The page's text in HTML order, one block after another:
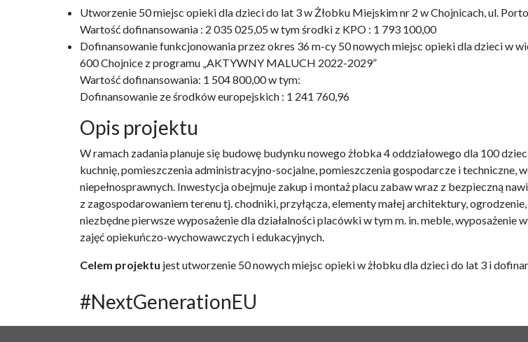
Utworzenie 50 miejsc opieki dla dzieci do lat 3 w Żłobku Miejskim nr 2 w Chojnicach, ul.
Wartość dofinansowania : 2 035 025,05 w tym środki z KPO : 1 793 100,00
Dofinansowanie funkcjonowania przez okres 36 m-cy 50 nowych miejsc opieki dla dzieci w
600 Chojnice z programu „AKTYWNY MALUCH 2022-2029”
Wartość dofinansowania: 1 504 800,00 w tym:
Dofinansowanie ze środków europejskich : 1 241 760,96
Opis projektu
W ramach zadania planuje się budowę budynku nowego żłobka 4 oddziałowego dla 100
kuchnię, pomieszczenia administracyjno-socjalne, pomieszczenia gospodarcze i techniczne,
niepełnosprawnych. Inwestycja obejmuje zakup i montaż placu zabaw wraz z bezpieczną
z zagospodarowaniem terenu tj. chodniki, przyłącza, elementy małej architektury,
niezbędne pierwsze wyposażenie dla działalności placówki w tym m. in. meble,
zajęć opiekuńczo-wychowawczych i edukacyjnych.
Celem projektu jest utworzenie 50 nowych miejsc opieki w żłobku dla dzieci do lat 3 i
#NextGenerationEU